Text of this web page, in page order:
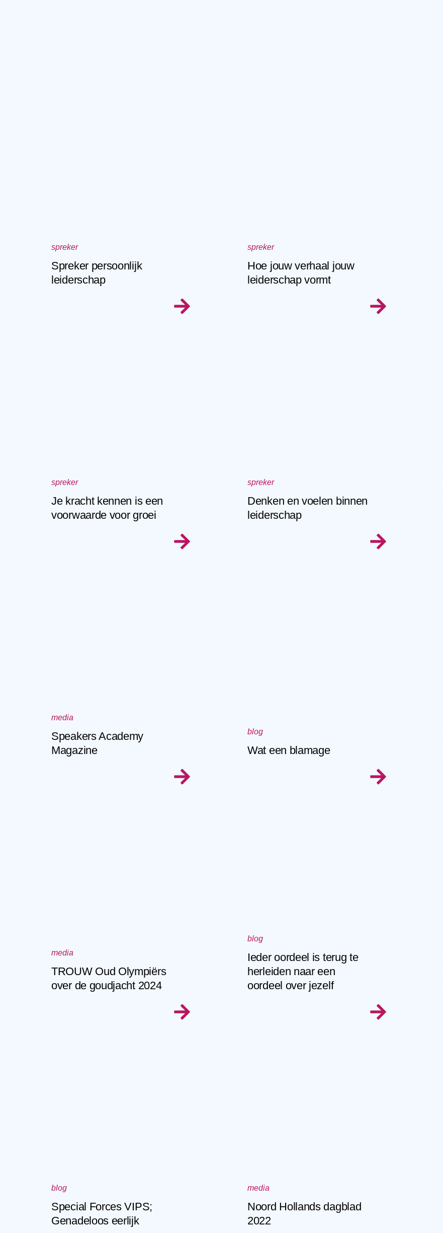
spreker
Spreker persoonlijk
leiderschap
spreker
Hoe jouw verhaal jouw
leiderschap vormt
spreker
Je kracht kennen is een
voorwaarde voor groei
spreker
Denken en voelen binnen
leiderschap
media
Speakers Academy
Magazine
blog
Wat een blamage
media
TROUW Oud Olympiërs
over de goudjacht 2024
blog
Ieder oordeel is terug te
herleiden naar een
oordeel over jezelf
blog
Special Forces VIPS;
Genadeloos eerlijk
media
Noord Hollands dagblad
2022